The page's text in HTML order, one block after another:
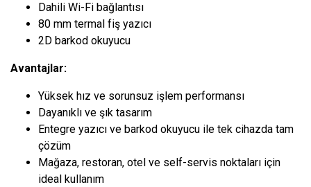
Dahili Wi-Fi bağlantısı
80 mm termal fiş yazıcı
2D barkod okuyucu
Avantajlar:
Yüksek hız ve sorunsuz işlem performansı
Dayanıklı ve şık tasarım
Entegre yazıcı ve barkod okuyucu ile tek cihazda tam
çözüm
Mağaza, restoran, otel ve self-servis noktaları için
ideal kullanım